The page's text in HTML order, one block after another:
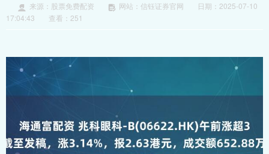
来源：股票免费配资 网站：信钰证券官网
日期：2025-07-10
17:04:43
查看：251